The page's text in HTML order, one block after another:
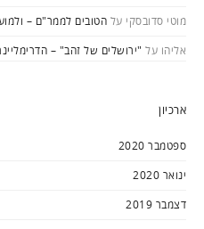
מוטי סדובסקי על הטובים לממר"ם –
אליהו על "ירושלים של זהב" – הדרימליינר ה-12 של אל על – הגיע
ארכיון
ספטמבר 2020
ינואר 2020
דצמבר 2019